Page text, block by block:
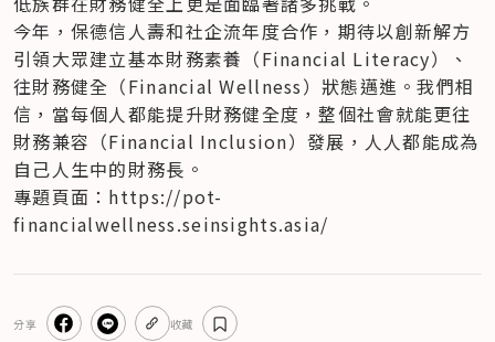
今年，保德信人壽和社企流年度合作，期待以創新解方
引領大眾建立基本財務素養（Financial Literacy）、
往財務健全（Financial Wellness）狀態邁進。我們相
信，當每個人都能提升財務健全度，整個社會就能更往
財務兼容（Financial Inclusion）發展，人人都能成為
自己人生中的財務長。
專題頁面：https://pot-
financialwellness.seinsights.asia/
分享 收藏